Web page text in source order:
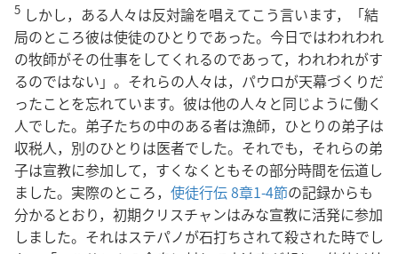
5 しかし，ある人々は反対論を唱えてこう言います，「結
局のところ彼は使徒のひとりであった。今日ではわれわれ
の牧師がその仕事をしてくれるのであって，われわれがす
るのではない」。それらの人々は，パウロが天幕づくりだ
ったことを忘れています。彼は他の人々と同じように働く
人でした。弟子たちの中のある者は漁師，ひとりの弟子は
収税人，別のひとりは医者でした。それでも，それらの弟
子は宣教に参加して，すくなくともその部分時間を伝道し
ました。実際のところ， 使徒行伝 8章1-4節の記録からも
分かるとおり，初期クリスチャンはみな宣教に活発に参加
しました。それはステパノが石打ちされて殺された時でし